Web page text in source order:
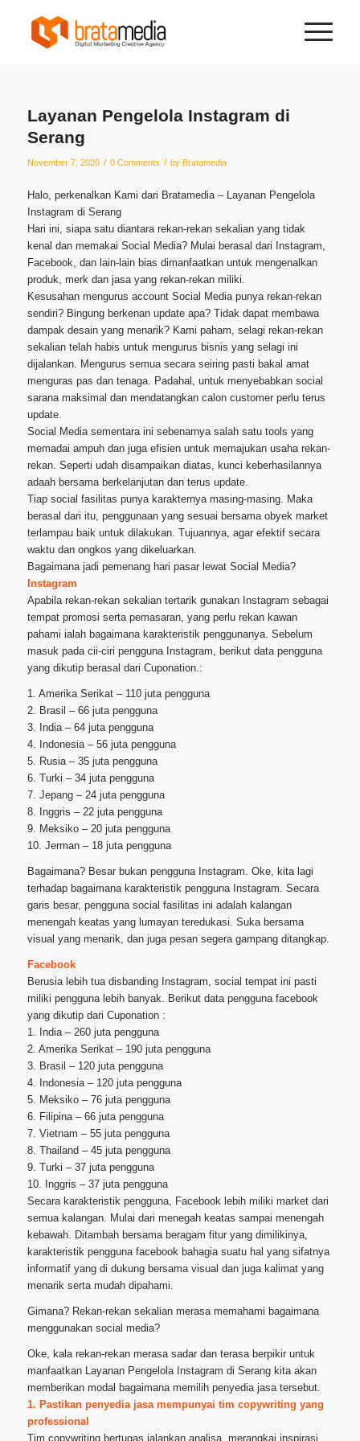
Layanan Pengelola Instagram di
Serang
November 7, 2020 / 0 Comments / by Bratamedia
Halo, perkenalkan Kami dari Bratamedia – Layanan Pengelola
Instagram di Serang
Hari ini, siapa satu diantara rekan-rekan sekalian yang tidak
kenal dan memakai Social Media? Mulai berasal dari Instagram,
Facebook, dan lain-lain bias dimanfaatkan untuk mengenalkan
produk, merk dan jasa yang rekan-rekan miliki.
Kesusahan mengurus account Social Media punya rekan-rekan
sendiri? Bingung berkenan update apa? Tidak dapat membawa
dampak desain yang menarik? Kami paham, selagi rekan-rekan
sekalian telah habis untuk mengurus bisnis yang selagi ini
dijalankan. Mengurus semua secara seiring pasti bakal amat
menguras pas dan tenaga. Padahal, untuk menyebabkan social
sarana maksimal dan mendatangkan calon customer perlu terus
update.
Social Media sementara ini sebenarnya salah satu tools yang
memadai ampuh dan juga efisien untuk memajukan usaha rekan-
rekan. Seperti udah disampaikan diatas, kunci keberhasilannya
adaah bersama berkelanjutan dan terus update.
Tiap social fasilitas punya karakternya masing-masing. Maka
berasal dari itu, penggunaan yang sesuai bersama obyek market
terlampau baik untuk dilakukan. Tujuannya, agar efektif secara
waktu dan ongkos yang dikeluarkan.
Bagaimana jadi pemenang hari pasar lewat Social Media?
Instagram
Apabila rekan-rekan sekalian tertarik gunakan Instagram sebagai
tempat promosi serta pemasaran, yang perlu rekan kawan
pahami ialah bagaimana karakteristik penggunanya. Sebelum
masuk pada cii-ciri pengguna Instagram, berikut data pengguna
yang dikutip berasal dari Cuponation.:
1. Amerika Serikat – 110 juta pengguna
2. Brasil – 66 juta pengguna
3. India – 64 juta pengguna
4. Indonesia – 56 juta pengguna
5. Rusia – 35 juta pengguna
6. Turki – 34 juta pengguna
7. Jepang – 24 juta pengguna
8. Inggris – 22 juta pengguna
9. Meksiko – 20 juta pengguna
10. Jerman – 18 juta pengguna
Bagaimana? Besar bukan pengguna Instagram. Oke, kita lagi
terhadap bagaimana karakteristik pengguna Instagram. Secara
garis besar, pengguna social fasilitas ini adalah kalangan
menengah keatas yang lumayan teredukasi. Suka bersama
visual yang menarik, dan juga pesan segera gampang ditangkap.
Facebook
Berusia lebih tua disbanding Instagram, social tempat ini pasti
miliki pengguna lebih banyak. Berikut data pengguna facebook
yang dikutip dari Cuponation :
1. India – 260 juta pengguna
2. Amerika Serikat – 190 juta pengguna
3. Brasil – 120 juta pengguna
4. Indonesia – 120 juta pengguna
5. Meksiko – 76 juta pengguna
6. Filipina – 66 juta pengguna
7. Vietnam – 55 juta pengguna
8. Thailand – 45 juta pengguna
9. Turki – 37 juta pengguna
10. Inggris – 37 juta pengguna
Secara karakteristik pengguna, Facebook lebih miliki market dari
semua kalangan. Mulai dari menegah keatas sampai menengah
kebawah. Ditambah bersama beragam fitur yang dimilikinya,
karakteristik pengguna facebook bahagia suatu hal yang sifatnya
informatif yang di dukung bersama visual dan juga kalimat yang
menarik serta mudah dipahami.
Gimana? Rekan-rekan sekalian merasa memahami bagaimana
menggunakan social media?
Oke, kala rekan-rekan merasa sadar dan terasa berpikir untuk
manfaatkan Layanan Pengelola Instagram di Serang kita akan
memberikan modal bagaimana memilih penyedia jasa tersebut.
1. Pastikan penyedia jasa mempunyai tim copywriting yang
professional
Tim copywriting bertugas jalankan analisa, merangkai inspirasi